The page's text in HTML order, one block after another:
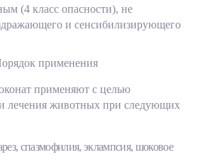
(4 класс опасности), не
и сенсибилизирующего
применения
применяют с целью
лечения животных при следующих
спазмофилия, эклампсия, шоковое